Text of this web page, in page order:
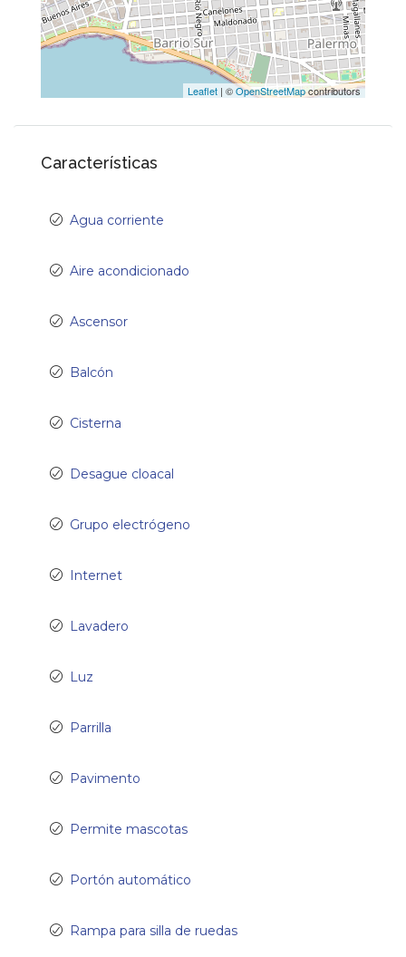
Leaflet | ©OpenStreetMapcontributors
Características
Agua corriente
Aire acondicionado
Ascensor
Balcón
Cisterna
Desague cloacal
Grupo electrógeno
Internet
Lavadero
Luz
Parrilla
Pavimento
Permite mascotas
Portón automático
Rampa para silla de ruedas